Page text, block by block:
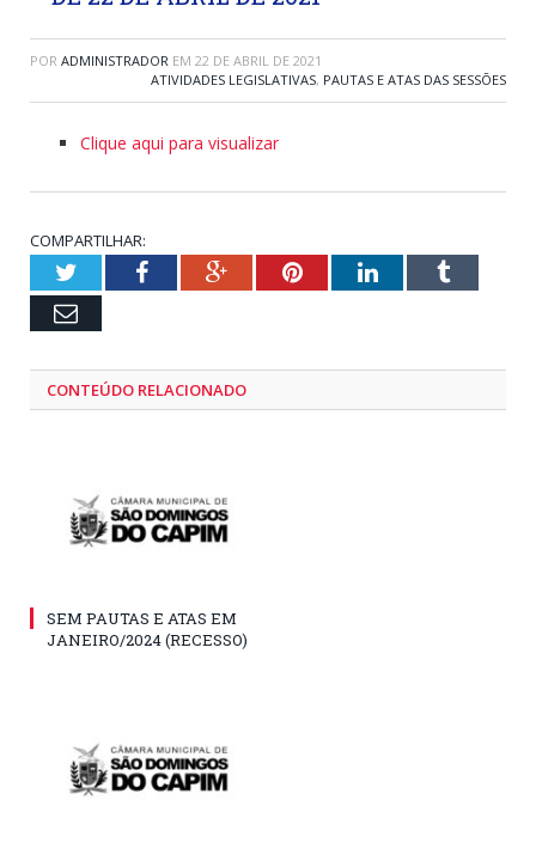
POR ADMINISTRADOR EM 22 DE ABRIL DE 2021
ATIVIDADES LEGISLATIVAS, PAUTAS E ATAS DAS SESSÕES
Clique aqui para visualizar
COMPARTILHAR:
TwitterFacebookGoogle+PinterestLinkedInTumblr
Email
CONTEÚDO RELACIONADO
SEM PAUTAS E ATAS EM
JANEIRO/2024 (RECESSO)